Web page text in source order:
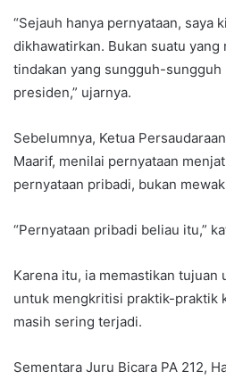
“Sejauh hanya pernyataan, saya
dikhawatirkan. Bukan suatu yang
tindakan yang sungguh-
presiden,” ujarnya.
Sebelumnya, Ketua
Maarif, menilai pernyataan
pernyataan pribadi, bukan
“Pernyataan pribadi beliau itu,”
Karena itu, ia memastikan tujuan
untuk mengkritisi praktik-praktik
masih sering terjadi.
Sementara Juru Bicara PA 212,